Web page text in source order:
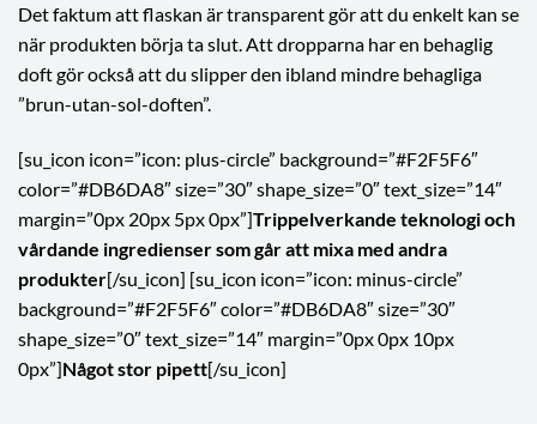
Det faktum att flaskan är transparent gör att du enkelt kan se
när produkten börja ta slut. Att dropparna har en behaglig
doft gör också att du slipper den ibland mindre behagliga
”brun-utan-sol-doften”.
[su_icon icon=”icon: plus-circle” background=”#F2F5F6″
color=”#DB6DA8″ size=”30″ shape_size=”0″ text_size=”14″
margin=”0px 20px 5px 0px”]Trippelverkande teknologi och
vårdande ingredienser som går att mixa med andra
produkter[/su_icon] [su_icon icon=”icon: minus-circle”
background=”#F2F5F6″ color=”#DB6DA8″ size=”30″
shape_size=”0″ text_size=”14″ margin=”0px 0px 10px
0px”]Något stor pipett[/su_icon]